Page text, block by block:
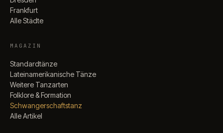
Frankfurt
Alle Städte
MAGAZIN
Standardtänze
Lateinamerikanische Tänze
Weitere Tanzarten
Folklore & Formation
Schwangerschaftstanz
Alle Artikel